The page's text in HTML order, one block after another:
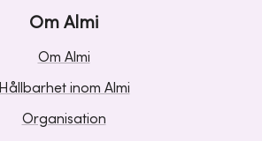
Om Almi
Om Almi
Hållbarhet inom Almi
Organisation